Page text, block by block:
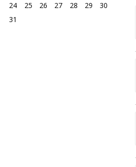
24
25 26 27 28 29
30
31